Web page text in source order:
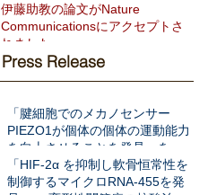
法開発へ期待 ―をNat Commun
に発表
伊藤助教の論文がNature
Communicationsにアクセプトさ
れました
Press Release
「腱細胞でのメカノセンサー
PIEZO1が個体の個体の運動能力
を向上させることを発見」を
Science Translational Medicine
に発表
「HIF-2α を抑制し軟骨恒常性を
制御するマイクロRNA-455を発